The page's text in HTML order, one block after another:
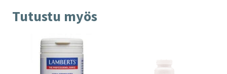
Tutustu myös